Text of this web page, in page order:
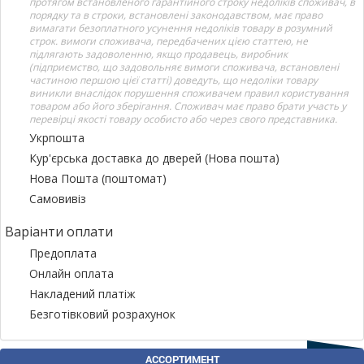
порядку та в строки, встановлені законодавством, має право
вимагати безоплатного усунення недоліків товару в розумний
строк. вимоги споживача, передбачених цією статтею, не
підлягають задоволенню, якщо продавець, виробник
(підприємство, що задовольняє вимоги споживача, встановлені
частиною першою цієї статті) доведуть, що недоліки товару
виникли внаслідок порушення споживачем правил користування
товаром або його зберігання. Споживач має право брати участь у
перевірці якості товару особисто або через свого представника.
Укрпошта
Кур'єрська доставка до дверей (Нова пошта)
Нова Пошта (поштомат)
Самовивіз
Варіанти оплати
Предоплата
Онлайн оплата
Накладений платіж
Безготівковий розрахунок
АССОРТИМЕНТ